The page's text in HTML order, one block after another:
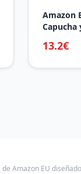
Amazon
Capucha
13.2€
Amazon EU